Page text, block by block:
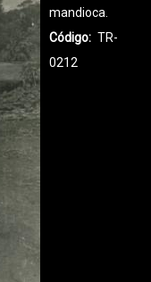
mandioca.
Código
TR-
0212